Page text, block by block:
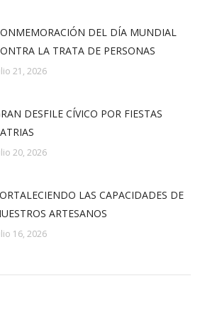
DEL DÍA MUNDIAL
LA TRATA DE PERSONAS
21, 2026
DESFILE CÍVICO POR FIESTAS
20, 2026
LAS CAPACIDADES DE
ARTESANOS
16, 2026